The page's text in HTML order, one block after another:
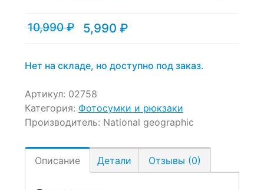
10,990₽
Первоначальная
10,990 ₽.
5,990 ₽
Текущая
Нет на складе, но доступно под заказ.
Артикул: 02758
Категория: Фотосумки и рюкзаки
Производитель: National geographic
Описание Детали Отзывы (0)